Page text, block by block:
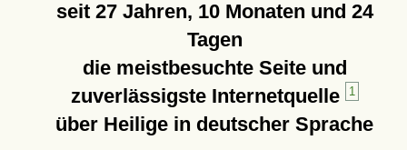
seit 27 Jahren, 10 Monaten und 24
Tagen
die meistbesuchte Seite und
zuverlässigste Internetquelle
1
über Heilige in deutscher Sprache